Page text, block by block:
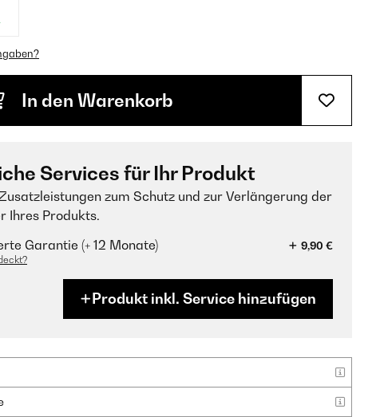
In den Warenkorb
Services für Ihr Produkt
zum Schutz und zur Verlängerung der
Ihres Produkts.
Garantie (+ 12 Monate)
9,90 €
Produkt inkl. Service hinzufügen